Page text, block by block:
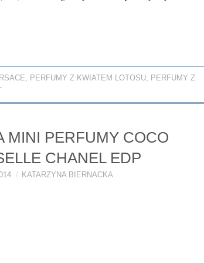
, PERFUMY Z KWIATEM LOTOSU, PERFUMY Z
MINI PERFUMY COCO
CHANEL EDP
KATARZYNA BIERNACKA